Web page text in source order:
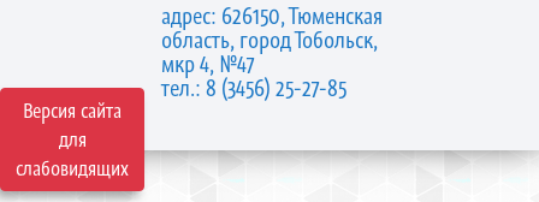
Версия сайта
для
слабовидящих
адрес: 626150, Тюменская
область, город Тобольск,
мкр 4, №47
тел.: 8 (3456) 25-27-85